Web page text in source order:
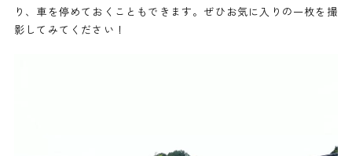
り、車を停めておくこともできます。ぜひお気に入りの一枚を撮
影してみてください！